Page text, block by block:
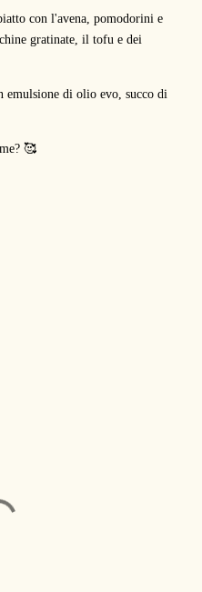
con l'avena, pomodorini e
gratinate, il tofu e dei
di olio evo, succo di
🥰